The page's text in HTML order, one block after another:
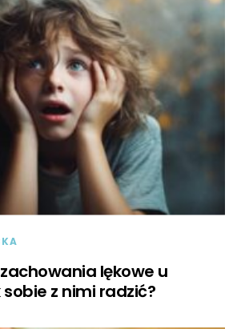
lękowe u
z nimi radzić?